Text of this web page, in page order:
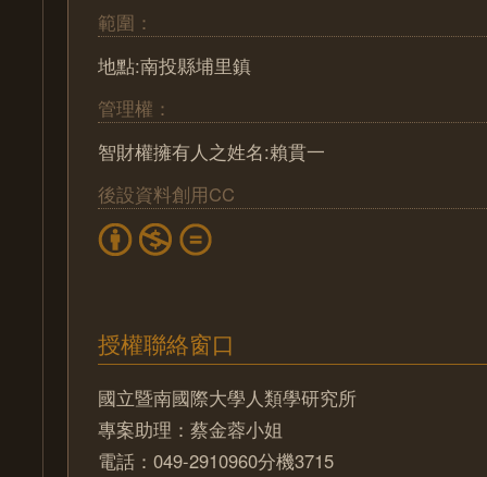
範圍：
地點:南投縣埔里鎮
管理權：
智財權擁有人之姓名:賴貫一
後設資料創用CC
授權聯絡窗口
國立暨南國際大學人類學研究所
專案助理：蔡金蓉小姐
電話：049-2910960分機3715